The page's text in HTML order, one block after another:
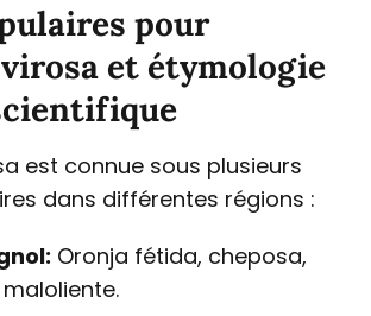
pour
et étymologie
est connue sous plusieurs
dans différentes régions :
Oronja fétida, cheposa,